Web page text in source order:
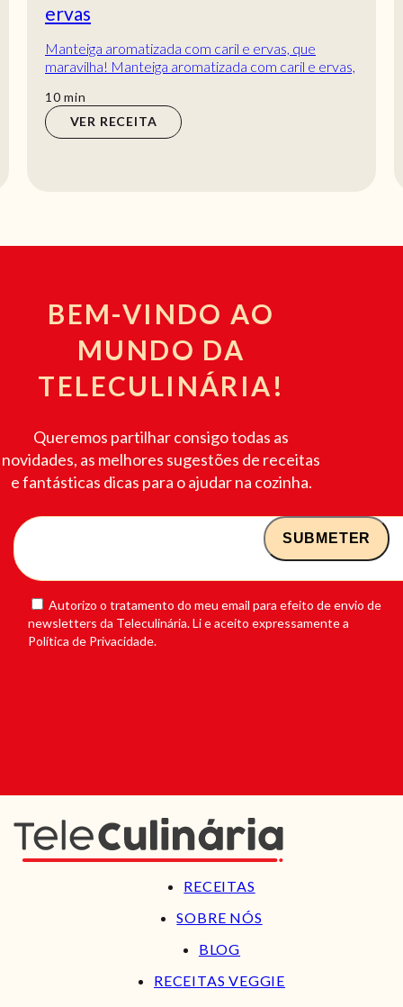
ervas
Manteiga aromatizada com caril e ervas, que
maravilha! Manteiga aromatizada com caril e ervas,
10min
min
VER RECEITA
BEM-VINDO AO
MUNDO DA
TELECULINÁRIA!
Queremos partilhar consigo todas as
novidades, as melhores sugestões de receitas
e fantásticas dicas para o ajudar na cozinha.
Autorizo o tratamento do meu email para efeito de envio de
newsletters da Teleculinária. Li e aceito expressamente a
Política de Privacidade.
RECEITAS
SOBRE NÓS
BLOG
RECEITAS VEGGIE